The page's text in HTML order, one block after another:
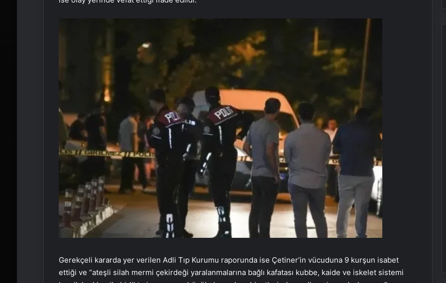
Gerekçeli kararda yer verilen Adli Tıp Kurumu raporunda ise Çetiner’in vücuduna 9 kurşun isabet
ettiği ve “ateşli silah mermi çekirdeği yaralanmalarına bağlı kafatası kubbe, kaide ve iskelet sistemi